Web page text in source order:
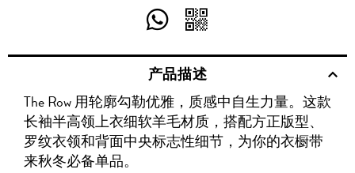
享
WECHAT
享
WEIBO
分
享
至
WHATSAPP
享
维
码
产品描述
The Row 用轮廓勾勒优雅，质感中自生力量。这款
长袖半高领上衣细软羊毛材质，搭配方正版型、
罗纹衣领和背面中央标志性细节，为你的衣橱带
来秋冬必备单品。